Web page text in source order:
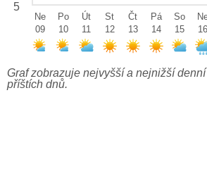
5
Ne
09
Po
10
Út
11
St
12
Čt
13
Pá
14
So
15
16
Graf zobrazuje nejvyšší a nejnižší
příštích dnů.